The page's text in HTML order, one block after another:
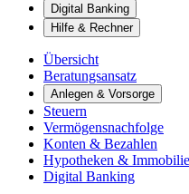
Digital Banking
Hilfe & Rechner
Übersicht
Beratungsansatz
Anlegen & Vorsorge
Steuern
Vermögensnachfolge
Konten & Bezahlen
Hypotheken &
Digital Banking